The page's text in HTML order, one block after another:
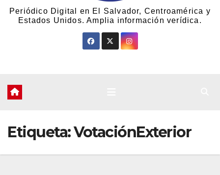
Periódico Digital en El Salvador, Centroamérica y
Estados Unidos. Amplia información verídica.
Etiqueta:VotaciónExterior